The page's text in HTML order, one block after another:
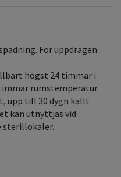
För uppdragen
högst 24 timmar i
rumstemperatur.
upp till 30 dygn kallt
kan utnyttjas vid
sterillokaler.